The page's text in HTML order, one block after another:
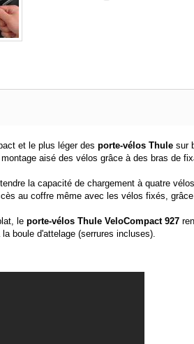
et le plus léger des porte-vélos Thule sur
aisé des vélos grâce à des bras de
la capacité de chargement à quatre
au coffre même avec les vélos fixés,
le porte-vélos Thule VeloCompact 927
boule d'attelage (serrures incluses).